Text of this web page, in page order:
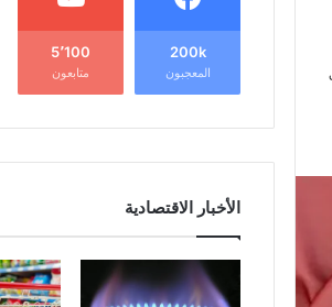
200k
المعجبون
5٬100
متابعون
الأخبار الاقتصادية